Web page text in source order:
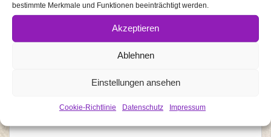
bestimmte Merkmale und Funktionen beeinträchtigt werden.
Akzeptieren
Ablehnen
Einstellungen ansehen
Cookie-Richtlinie Datenschutz Impressum
Deine E-Mail-Adresse wird nicht veröffentlicht.
Erforderliche Felder sind mit*markiert